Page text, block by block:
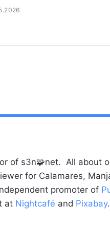
of s3n🧩net. All about
for Calamares,
promoter of
at Nightcafé and Pixabay.